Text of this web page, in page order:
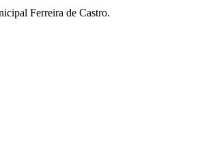
Ferreira de Castro.